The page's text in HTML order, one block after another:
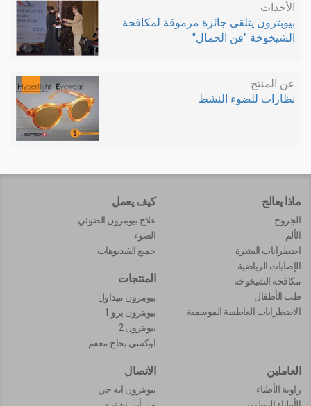
الأحداث
بيوبترون يتلقى جائزة مرموقة لمكافحة
الشيخوخة "فن الجمال"
عن المنتج
نظارات للضوء النشط
ماذا يعالج
الجروح
الألم
اضطرابات البشرة
الإصابات الرياضية
مكافحة الشيخوخة
طب الأطفال
الاضطرابات العاطفية الموسمية
كيف يعمل
علاج بيوبترون الضوئي
الضوء
جميع الفيديوهات
المنتجات
بيوبترون ميداول
بيوبترون برو 1
بيوبترون 2
اوكسي بخاخ معقم
العاملين
زاوية الأطباء
الاتصال
بيوبترون ايه جي